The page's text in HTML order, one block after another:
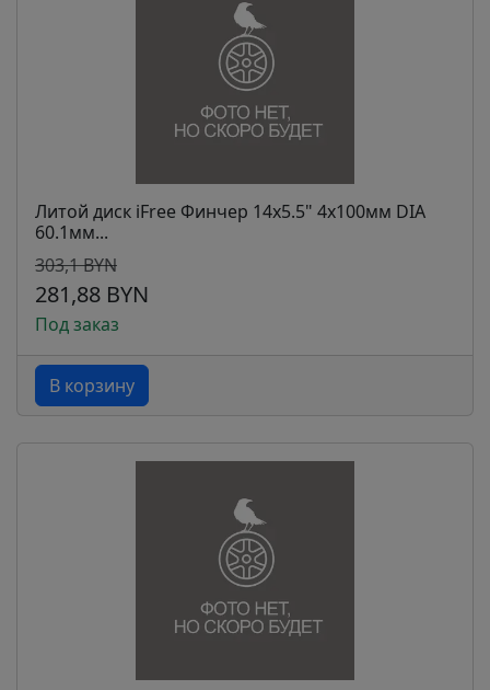
Литой диск iFree Финчер 14x5.5" 4x100мм DIA
60.1мм...
303,1 BYN
281,88 BYN
Под заказ
В корзину